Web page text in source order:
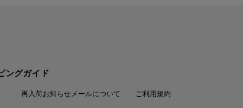
ングガイド
再入荷お知らせメールについて ご利用規約